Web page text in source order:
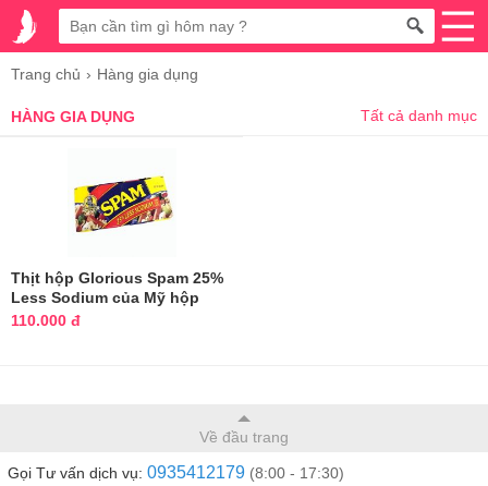
Trang chủ Hàng gia dụng
HÀNG GIA DỤNG Tất cả danh mục
Thịt hộp Glorious Spam 25%
Less Sodium của Mỹ hộp
340g
110.000 đ
Về đầu trang
Gọi Tư vấn dịch vụ: 0935412179 (8:00 - 17:30)